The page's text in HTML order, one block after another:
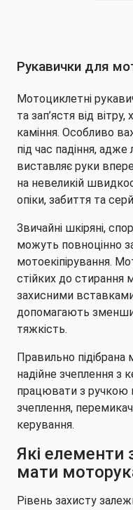
Рукавички для
Мотоциклетні
та зап’ястя від
каміння. Особливо
під час падіння,
виставляє руки
на невеликій
опіки, забиття та
Звичайні шкіряні,
можуть повноцінно
мотоекіпірування.
стійких до стирання
захисними
допомагають
тяжкість.
Правильно
надійне зчеплення з
працювати з ручкою
зчеплення,
керування.
Які елементи
мати
Рівень захисту